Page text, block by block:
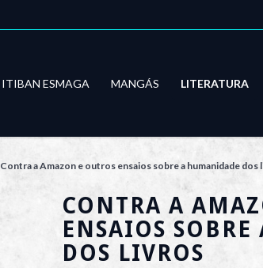
ITIBAN ESMAGA MANGÁS LITERATURA
Contra a Amazon e outros ensaios sobre a humanidade dos
CONTRA A
ENSAIOS
DOS LIVROS